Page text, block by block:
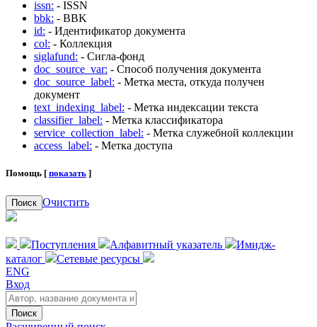
issn: - ISSN
bbk: - BBK
id: - Идентификатор документа
col: - Коллекция
siglafund: - Сигла-фонд
doc_source_var: - Способ получения документа
doc_source_label: - Метка места, откуда получен
документ
text_indexing_label: - Метка индексации текста
classifier_label: - Метка классификатора
service_collection_label: - Метка служебной коллекции
access_label: - Метка доступа
Помощь [ показать ]
Поиск Очистить
Поступления Алфавитный указатель
Имидж-
каталог
Сетевые ресурсы
ENG
Вход
Поиск